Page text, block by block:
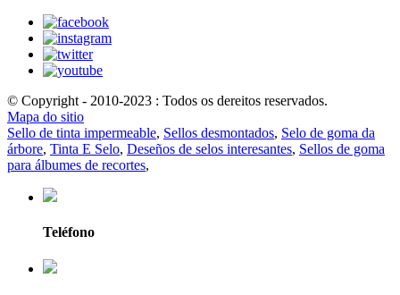
© Copyright - 2010-2023 : Todos os dereitos reservados.
Mapa do sitio
Sello de tinta impermeable, Sellos desmontados, Selo de goma da
árbore, Tinta E Selo, Deseños de selos interesantes, Sellos de goma
para álbumes de recortes,
Teléfono